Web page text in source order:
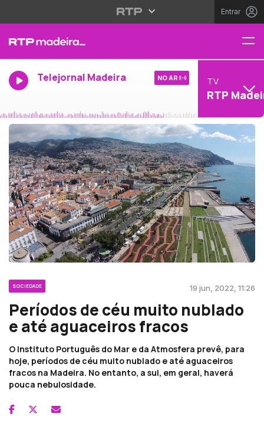
Entrar
Telejornal Madeira NO AR TV
RTP
SOCIEDADE 19 jun, 2022, 11:26
Períodos de céu muito nublado
e até aguaceiros fracos
O Instituto Português do Mar e da Atmosfera prevê, para
hoje, períodos de céu muito nublado e até aguaceiros
fracos na Madeira. No entanto, a sul, em geral, haverá
pouca nebulosidade.